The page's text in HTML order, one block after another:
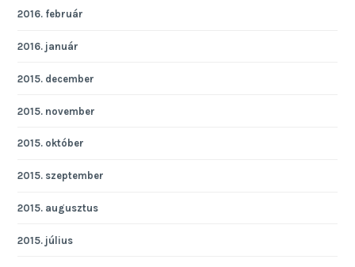
2016. február
2016. január
2015. december
2015. november
2015. október
2015. szeptember
2015. augusztus
2015. július